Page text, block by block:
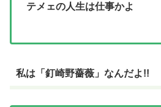
テメェの人生は仕事かよ
私は「釘崎野薔薇」なんだよ!!